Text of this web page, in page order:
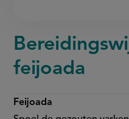
feijoada
Feijoada